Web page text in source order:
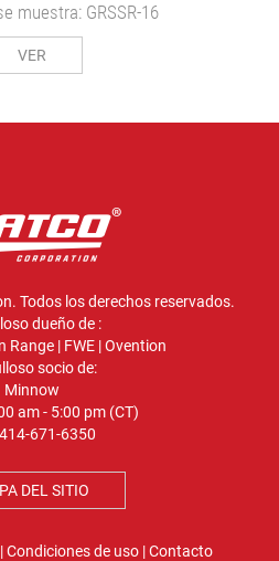
muestra: GRSSR-16
VER
Todos los derechos reservados.
dueño de :
Range| FWE|Ovention
socio de:
Minnow
am - 5:00 pm (CT)
414-671-6350
DEL SITIO
|Condiciones de uso |Contacto